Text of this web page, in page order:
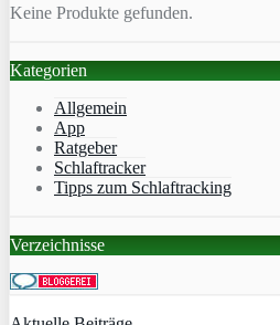
Keine Produkte gefunden.
Kategorien
Allgemein
App
Ratgeber
Schlaftracker
Tipps zum Schlaftracking
Verzeichnisse